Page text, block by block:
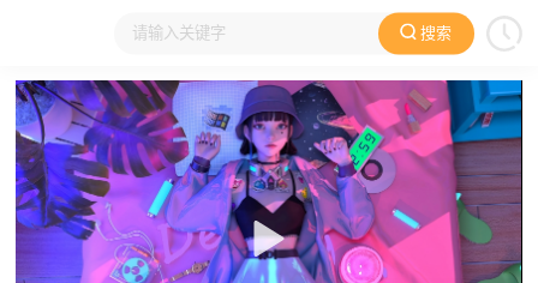
搜索
大家在看 日本动漫 国产动漫 欧美动漫 动漫电影